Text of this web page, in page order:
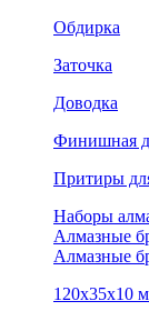
Обдирка
Заточка
Доводка
Финишная
Притиры
Наборы
Алмазные
Алмазные
120х35х10